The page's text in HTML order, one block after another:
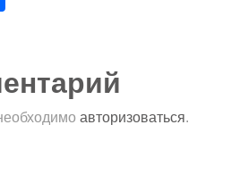
авторизоваться.